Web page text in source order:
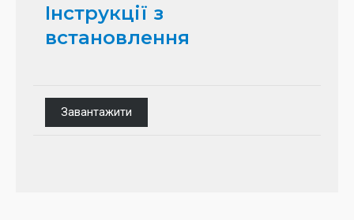
Інструкції з
встановлення
Завантажити